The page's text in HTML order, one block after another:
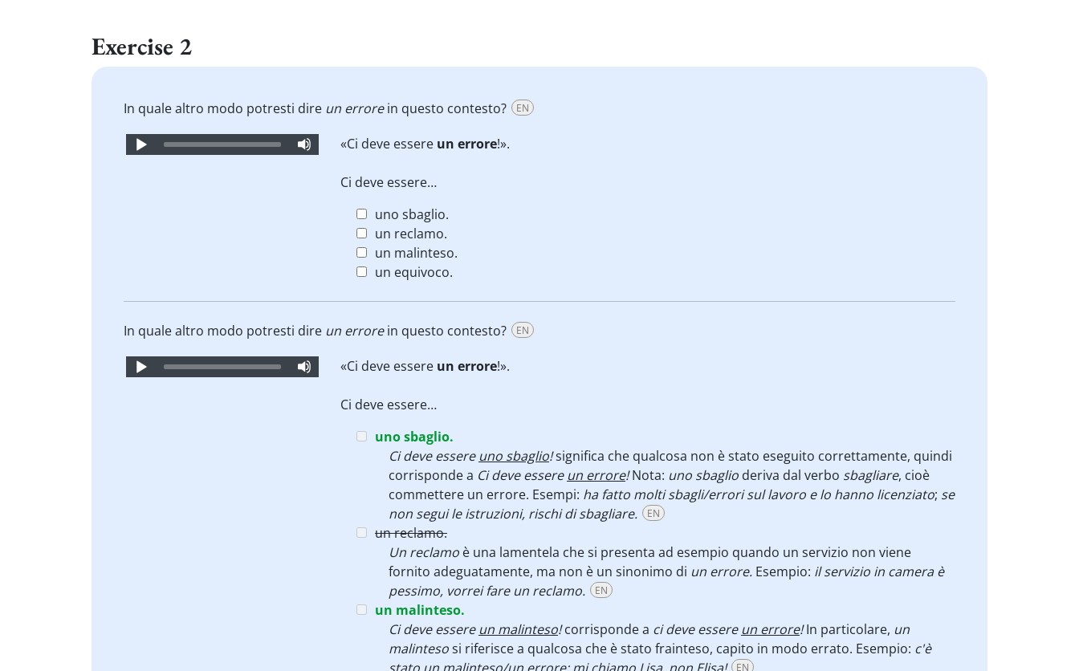
Exercise 2
In quale altro modo potresti dire un errorein questo contesto? EN
Audio
«Ci deve essere un errore!».
Ci deve essere…
uno sbaglio.
un reclamo.
un malinteso.
un equivoco.
In quale altro modo potresti dire un errorein questo contesto? EN
Audio
«Ci deve essere un errore!».
Ci deve essere…
uno sbaglio.
Ci deve essere uno sbaglio!significa che qualcosa non è stato eseguito correttamente, quindi
corrisponde a Ci deve essere un errore!Nota: uno sbaglio deriva dal verbo sbagliare, cioè
commettere un errore. Esempi: ha fatto molti sbagli/errori sul lavoro e lo hanno licenziato; se
non segui le istruzioni, rischi di sbagliare.
EN
un reclamo.
Un reclamo è una lamentela che si presenta ad esempio quando un servizio non viene
fornito adeguatamente, ma non è un sinonimo di un errore. Esempio: il servizio in camera è
pessimo, vorrei fare un reclamo.
EN
un malinteso.
Ci deve essere un malinteso!corrisponde a ci deve essere un errore!In particolare, un
malintesosi riferisce a qualcosa che è stato frainteso, capito in modo errato. Esempio: c'è
EN